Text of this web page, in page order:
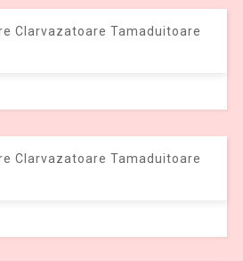
Clarvazatoare Tamaduitoare
Clarvazatoare Tamaduitoare